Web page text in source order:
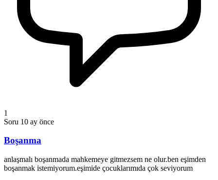
1
Soru 10 ay önce
Boşanma
anlaşmalı boşanmada mahkemeye gitmezsem ne olur.ben eşimden
boşanmak istemiyorum.eşimide çocuklarımıda çok seviyorum